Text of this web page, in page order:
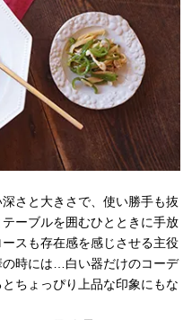
さと大きさで、使い勝手も抜
ーブルを囲むひとときに手放
スも存在感を感じさせる主役
の時には…白い器だけのコーデ
ちょっぴり上品な印象にもな